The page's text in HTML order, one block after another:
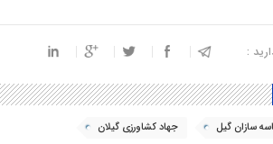
:
سازان گیل جهاد کشاورزی گیلان